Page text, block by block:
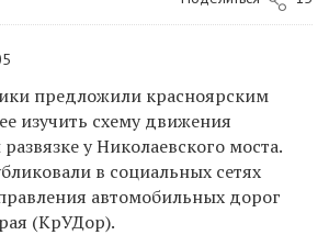
предложили красноярским
изучить схему движения
у Николаевского моста.
в социальных сетях
автомобильных дорог
(КрУДор).